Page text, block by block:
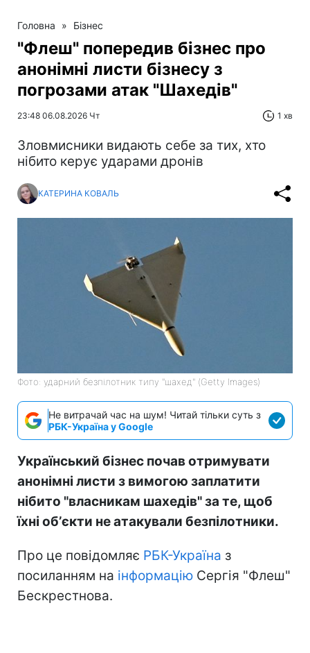
Головна » Бізнес
"Флеш" попередив бізнес про
анонімні листи бізнесу з
погрозами атак "Шахедів"
23:48 06.08.2026 Чт 1 хв
Зловмисники видають себе за тих, хто
нібито керує ударами дронів
КАТЕРИНА КОВАЛЬ
Фото: ударний безпілотник типу "шахед" (Getty Images)
Не витрачай час на шум! Читай тільки суть з
РБК-Україна у Google
Український бізнес почав отримувати
анонімні листи з вимогою заплатити
нібито "власникам шахедів" за те, щоб
їхні обʼєкти не атакували безпілотники.
Про це повідомляє РБК-Україна з
посиланням на інформацію Сергія "Флеш"
Бескрестнова.